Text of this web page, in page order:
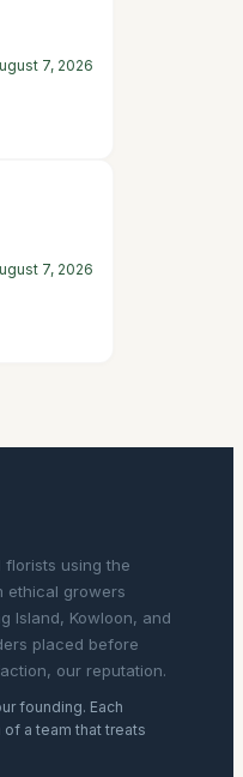
7, 2026
7, 2026
florists using the
ethical growers
Island, Kowloon, and
placed before
our reputation.
founding. Each
a team that treats